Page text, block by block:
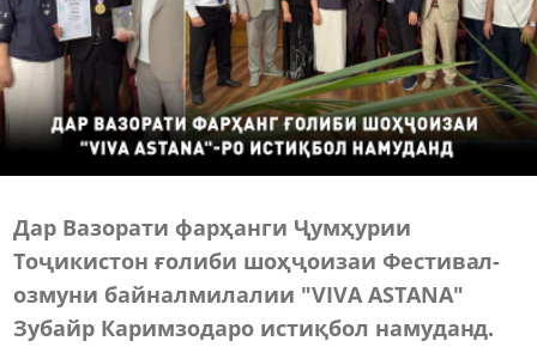
Дар Вазорати фарҳанги Ҷумҳурии
Тоҷикистон ғолиби шоҳҷоизаи Фестивал-
озмуни байналмилалии "VIVA ASTANA"
Зубайр Каримзодаро истиқбол намуданд.